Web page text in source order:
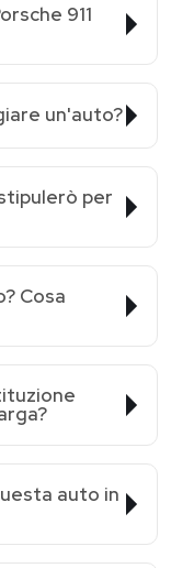
911
un'auto?
per
Cosa
auto in